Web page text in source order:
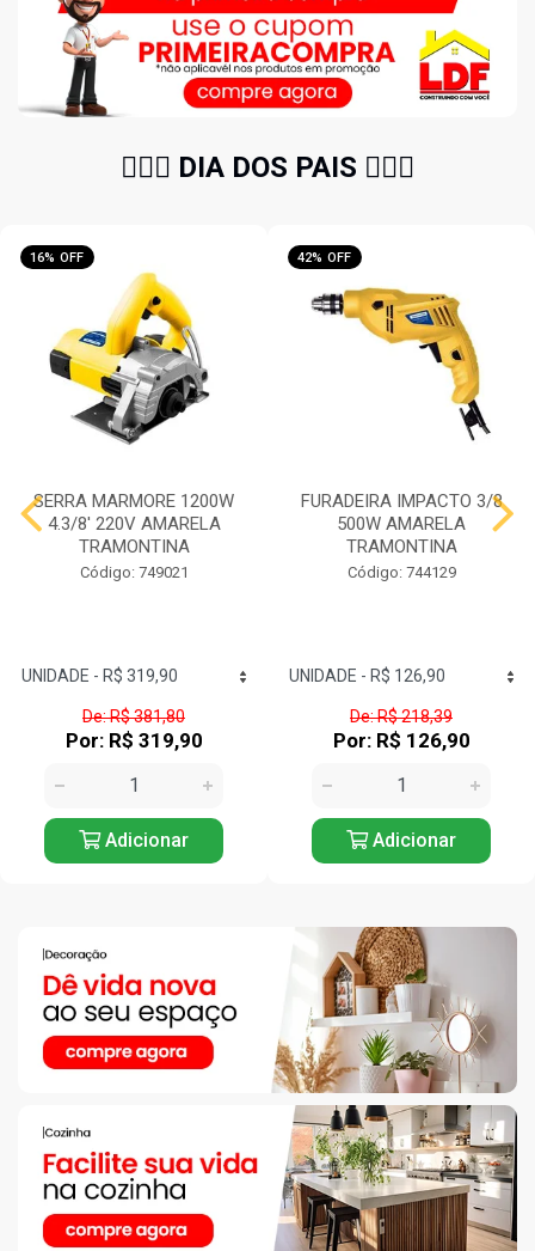
🧔🏻‍♂️ DIA DOS PAIS 🧔🏻‍♂️
16% OFF
SERRA MARMORE 1200W
4.3/8' 220V AMARELA
TRAMONTINA
Código: 749021
De: R$ 381,80
Por: R$ 319,90
Adicionar
42% OFF
FURADEIRA IMPACTO 3/8
500W AMARELA
TRAMONTINA
Código: 744129
De: R$ 218,39
Por: R$ 126,90
Adicionar